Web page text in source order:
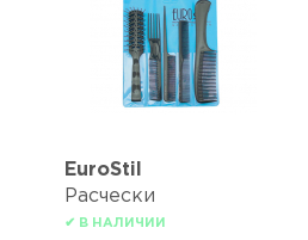
EuroStil
Расчески
✔ В НАЛИЧИИ